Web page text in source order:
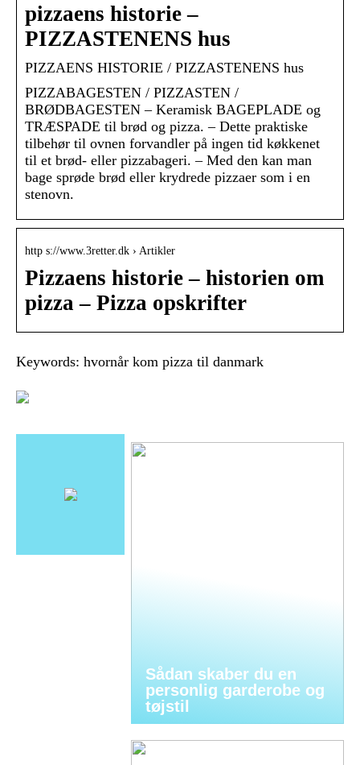
pizzaens historie –
PIZZASTENENS hus
PIZZAENS HISTORIE / PIZZASTENENS hus
PIZZABAGESTEN / PIZZASTEN /
BRØDBAGESTEN – Keramisk BAGEPLADE og
TRÆSPADE til brød og pizza. – Dette praktiske
tilbehør til ovnen forvandler på ingen tid køkkenet
til et brød- eller pizzabageri. – Med den kan man
bage sprøde brød eller krydrede pizzaer som i en
stenovn.
http s://www.3retter.dk › Artikler
Pizzaens historie – historien om
pizza – Pizza opskrifter
Keywords: hvornår kom pizza til danmark
Sådan skaber du en
personlig garderobe og
tøjstil